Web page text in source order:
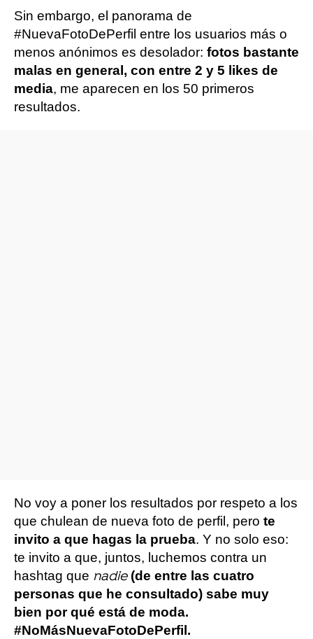
Sin embargo, el panorama de
#NuevaFotoDePerfil entre los usuarios más o
menos anónimos es desolador: fotos bastante
malas en general, con entre 2 y 5 likes de
media, me aparecen en los 50 primeros
resultados.
No voy a poner los resultados por respeto a los
que chulean de nueva foto de perfil, pero te
invito a que hagas la prueba. Y no solo eso:
te invito a que, juntos, luchemos contra un
hashtag que nadie(de entre las cuatro
personas que he consultado) sabe muy
bien por qué está de moda.
#NoMásNuevaFotoDePerfil.